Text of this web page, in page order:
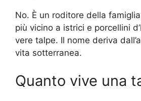
No. È un roditore della
più vicino a istrici e porcellini
vere talpe. Il nome deriva
vita sotterranea.
Quanto vive una